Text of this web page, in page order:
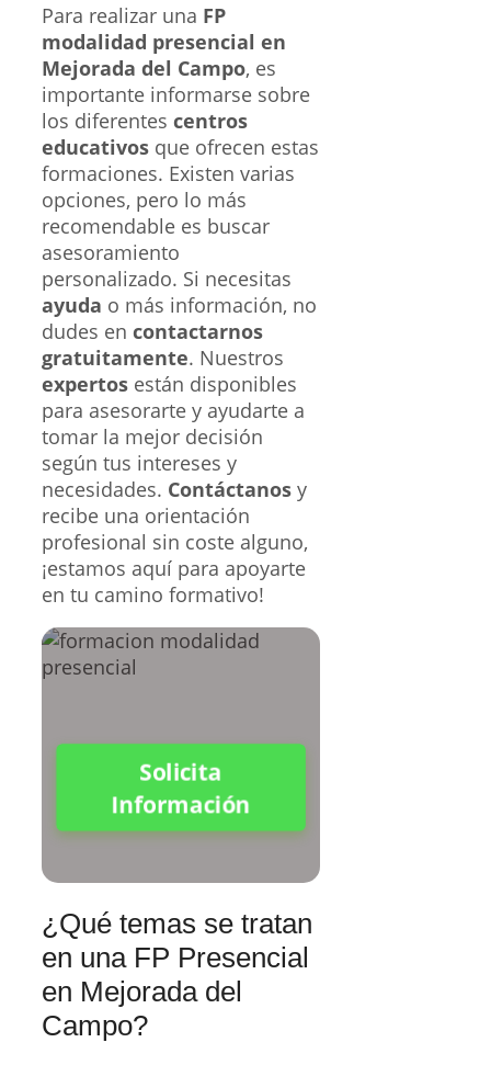
Para realizar una FP
modalidad presencial en
Mejorada del Campo, es
importante informarse sobre
los diferentes centros
educativos que ofrecen estas
formaciones. Existen varias
opciones, pero lo más
recomendable es buscar
asesoramiento
personalizado. Si necesitas
ayuda o más información, no
dudes en contactarnos
gratuitamente. Nuestros
expertos están disponibles
para asesorarte y ayudarte a
tomar la mejor decisión
según tus intereses y
necesidades. Contáctanos y
recibe una orientación
profesional sin coste alguno,
¡estamos aquí para apoyarte
en tu camino formativo!
Solicita
Información
¿Qué temas se tratan
en una FP Presencial
en Mejorada del
Campo?